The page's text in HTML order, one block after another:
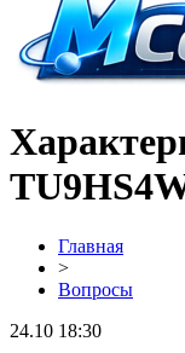
Главная
>
Вопросы
24.10 18:30